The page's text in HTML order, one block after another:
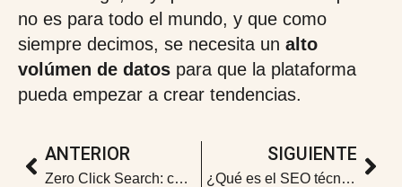
no es para todo el mundo, y que como
siempre decimos, se necesita un alto
volúmen de datos para que la plataforma
pueda empezar a crear tendencias.
ANTERIOR
Zero Click Search: cómo sobrevivir a la era de los AI Overviews
SIGUIENTE
¿Qué es el SEO técnico y por qué deberías cuidarlo?